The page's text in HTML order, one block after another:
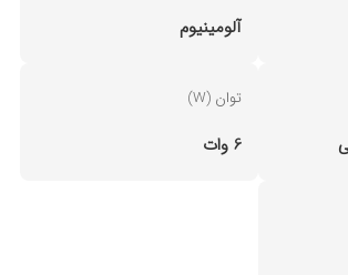
آلومینیوم
توان (W)
6 وات